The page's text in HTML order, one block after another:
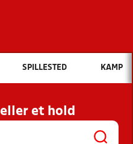
Hvad vil du søge efter?
OG NYHEDER
KLUBBER OG
SPILLESTED KAMP
et hold